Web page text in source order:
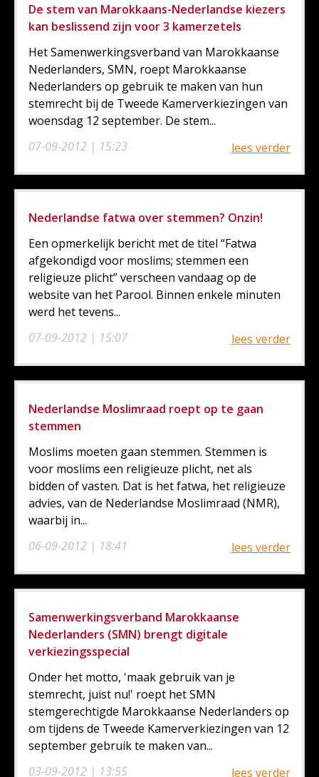
De stem van Marokkaans-Nederlandse kiezers
kan beslissend zijn voor 3 kamerzetels
07-09-2012 | 15:23
Het Samenwerkingsverband van Marokkaanse
Nederlanders, SMN, roept Marokkaanse
Nederlanders op gebruik te maken van hun
stemrecht bij de Tweede Kamerverkiezingen van
woensdag 12 september. De stem...
lees verder
Nederlandse fatwa over stemmen? Onzin!
07-09-2012 | 15:07
Een opmerkelijk bericht met de titel “Fatwa
afgekondigd voor moslims; stemmen een
religieuze plicht” verscheen vandaag op de
website van het Parool. Binnen enkele minuten
werd het tevens...
lees verder
Nederlandse Moslimraad roept op te gaan
stemmen
06-09-2012 | 18:41
Moslims moeten gaan stemmen. Stemmen is
voor moslims een religieuze plicht, net als
bidden of vasten. Dat is het fatwa, het religieuze
advies, van de Nederlandse Moslimraad (NMR),
waarbij in...
lees verder
Samenwerkingsverband Marokkaanse
Nederlanders (SMN) brengt digitale
verkiezingsspecial
03-09-2012 | 13:55
Onder het motto, 'maak gebruik van je
stemrecht, juist nu!' roept het SMN
stemgerechtigde Marokkaanse Nederlanders op
om tijdens de Tweede Kamerverkiezingen van 12
september gebruik te maken van...
lees verder